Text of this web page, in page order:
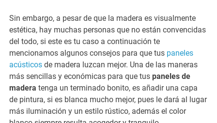
Sin embargo, a pesar de que la madera es visualmente
estética, hay muchas personas que no están convencidas
del todo, si este es tu caso a continuación te
mencionamos algunos consejos para que tus paneles
acústicos de madera luzcan mejor. Una de las maneras
más sencillas y económicas para que tuspaneles de
madera tenga un terminado bonito, es añadir una capa
de pintura, si es blanca mucho mejor, pues le dará al lugar
más iluminación y un estilo rústico, además el color